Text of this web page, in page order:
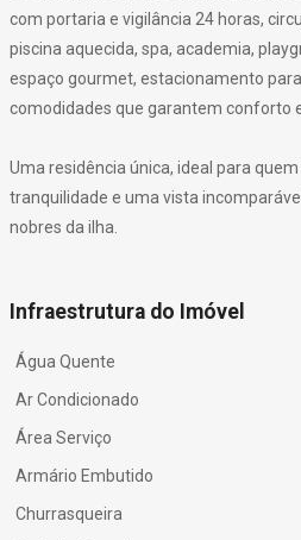
com portaria e vigilância 24 horas,
piscina aquecida, spa, academia,
espaço gourmet, estacionamento
comodidades que garantem conforto
Uma residência única, ideal para
tranquilidade e uma vista
nobres da ilha.
Infraestrutura do Imóvel
Água Quente
Ar Condicionado
Área Serviço
Armário Embutido
Churrasqueira